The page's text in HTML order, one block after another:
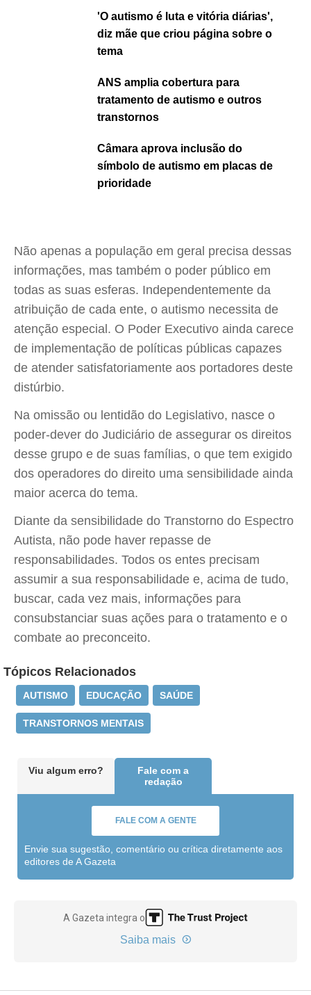
'O autismo é luta e vitória diárias',
diz mãe que criou página sobre o
tema
ANS amplia cobertura para
tratamento de autismo e outros
transtornos
Câmara aprova inclusão do
símbolo de autismo em placas de
prioridade
Não apenas a população em geral precisa dessas
informações, mas também o poder público em
todas as suas esferas. Independentemente da
atribuição de cada ente, o autismo necessita de
atenção especial. O Poder Executivo ainda carece
de implementação de políticas públicas capazes
de atender satisfatoriamente aos portadores deste
distúrbio.
Na omissão ou lentidão do Legislativo, nasce o
poder-dever do Judiciário de assegurar os direitos
desse grupo e de suas famílias, o que tem exigido
dos operadores do direito uma sensibilidade ainda
maior acerca do tema.
Diante da sensibilidade do Transtorno do Espectro
Autista, não pode haver repasse de
responsabilidades. Todos os entes precisam
assumir a sua responsabilidade e, acima de tudo,
buscar, cada vez mais, informações para
consubstanciar suas ações para o tratamento e o
combate ao preconceito.
Tópicos Relacionados
AUTISMO EDUCAÇÃO SAÚDE
TRANSTORNOS MENTAIS
Viu algum erro?
Fale com a
redação
FALE COM A GENTE
Envie sua sugestão, comentário ou crítica diretamente aos
editores de A Gazeta
A Gazeta integra o
Saiba mais